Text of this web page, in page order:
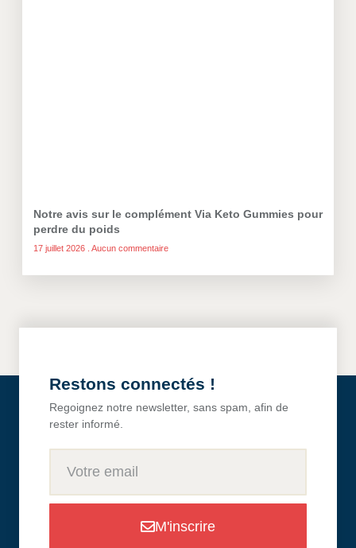
Notre avis sur le complément Via Keto Gummies pour
perdre du poids
17 juillet 2026 Aucun commentaire
Restons connectés !
Regoignez notre newsletter, sans spam, afin de
rester informé.
M'inscrire